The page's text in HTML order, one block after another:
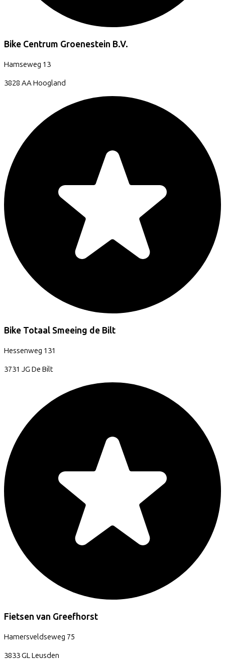
Bike Centrum Groenestein B.V.
Hamseweg 13
3828 AAHoogland
Bike Totaal Smeeing de Bilt
Hessenweg 131
3731 JG De Bilt
Fietsen van Greefhorst
Hamersveldseweg 75
3833 GLLeusden